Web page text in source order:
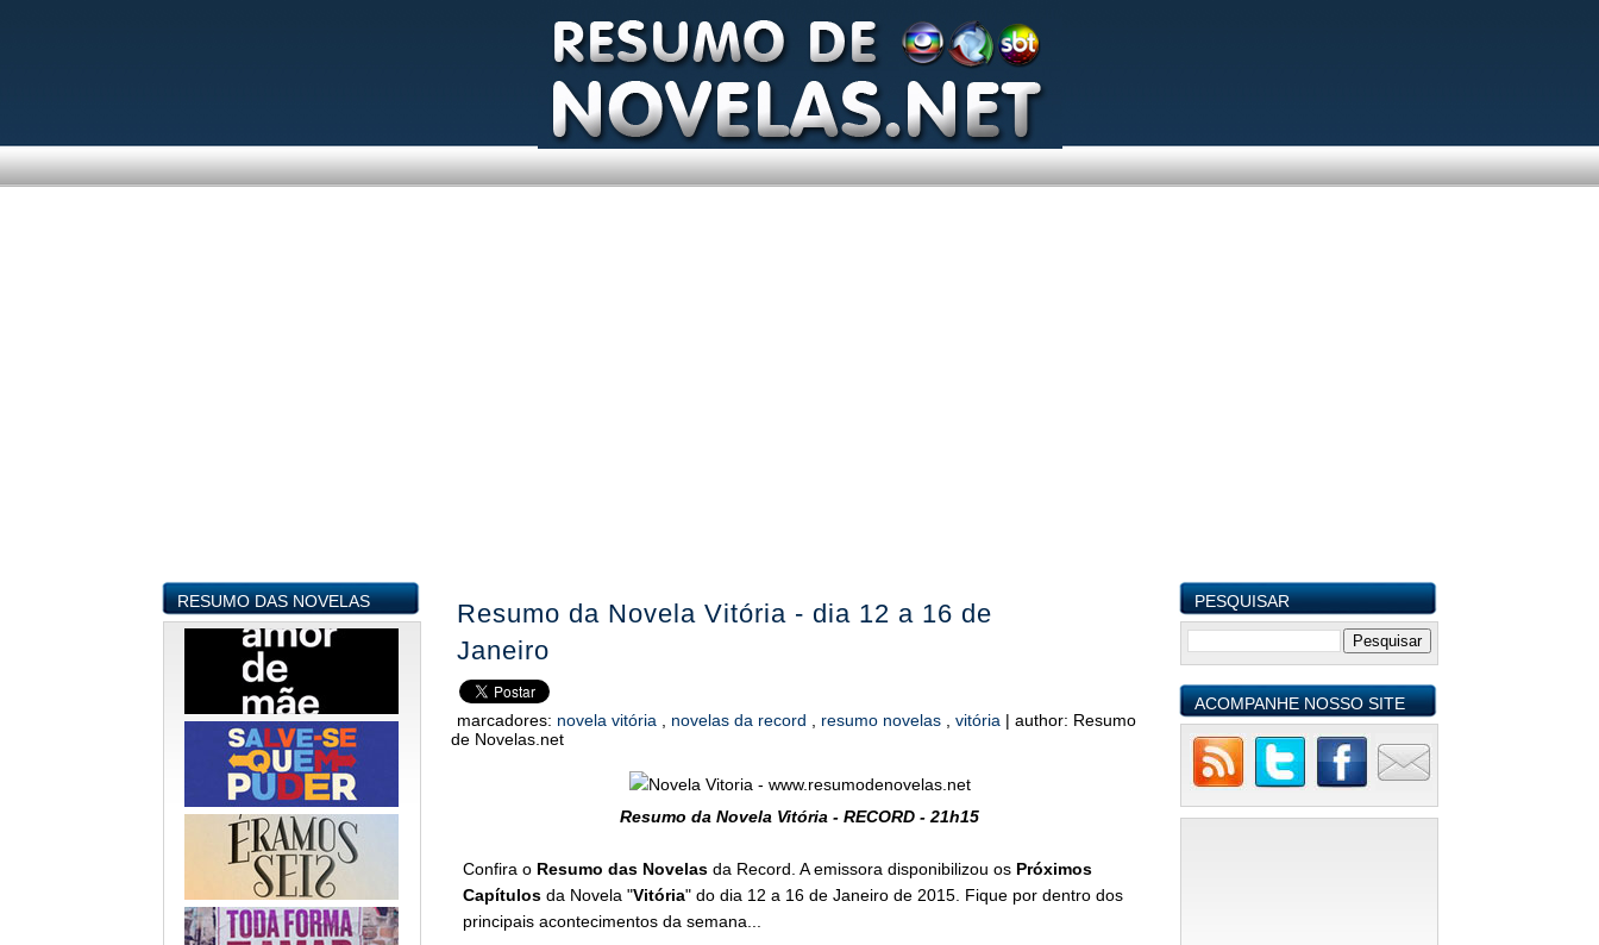
RESUMO DAS NOVELAS
Resumo da Novela Vitória - dia 12 a 16 de
Janeiro
marcadores: novela vitória novelas da record resumo novelas vitória | author: Resumo
de Novelas.net
Resumo da Novela Vitória - RECORD - 21h15
Confira o Resumo das Novelasda Record. A emissora disponibilizou os Próximos
Capítulosda Novela "Vitória" do dia 12 a 16 de Janeiro de 2015. Fique por dentro dos
principais acontecimentos da semana...
PESQUISAR
ACOMPANHE NOSSO SITE